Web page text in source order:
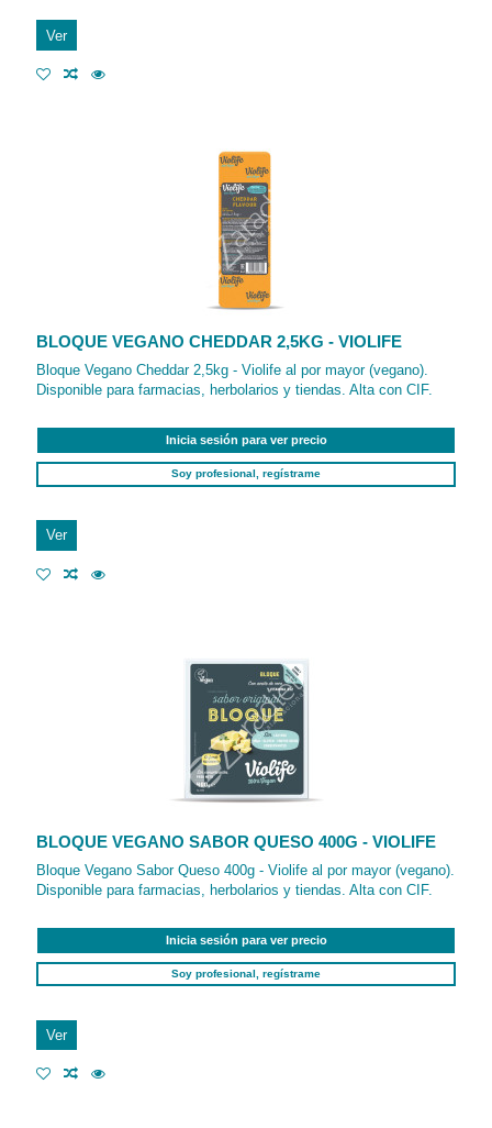
Ver
BLOQUE VEGANO CHEDDAR 2,5KG - VIOLIFE
Bloque Vegano Cheddar 2,5kg - Violife al por mayor (vegano).
Disponible para farmacias, herbolarios y tiendas. Alta con CIF.
Inicia sesión para ver precio
Soy profesional, regístrame
Ver
BLOQUE VEGANO SABOR QUESO 400G - VIOLIFE
Bloque Vegano Sabor Queso 400g - Violife al por mayor (vegano).
Disponible para farmacias, herbolarios y tiendas. Alta con CIF.
Inicia sesión para ver precio
Soy profesional, regístrame
Ver